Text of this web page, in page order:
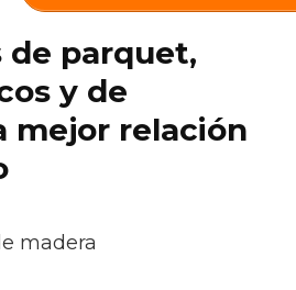
de parquet,
y de
mejor relación
madera